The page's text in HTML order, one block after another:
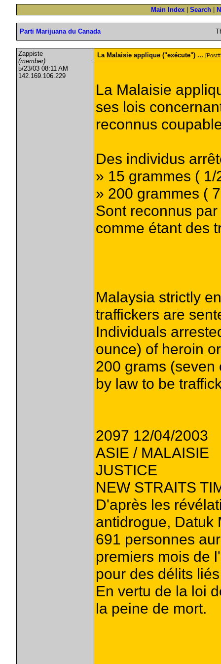
Main Index Search
Parti Marijuana du Canada
Zappiste
(member)
5/23/03 08:11 AM
142.169.106.229
La Malaisie applique ("exécute") ...
La Malaisie
ses lois
reconnus
Des individus
» 15 grammes (
» 200 grammes (
Sont reconnus
comme étant des
Malaysia strictly
traffickers are
Individuals
ounce) of heroin or
200 grams
by law to be
2097 12/04/2003
ASIE / MALAISIE
JUSTICE
NEW STRAITS
D'après les
antidrogue, Datuk
691 personnes
premiers mois de
pour des délits
En vertu de la loi
la peine de mort.